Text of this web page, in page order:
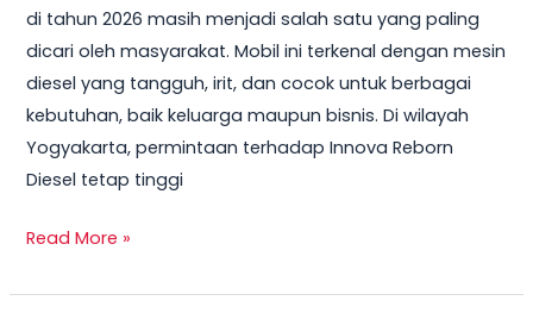
di tahun 2026 masih menjadi salah satu yang paling
dicari oleh masyarakat. Mobil ini terkenal dengan mesin
diesel yang tangguh, irit, dan cocok untuk berbagai
kebutuhan, baik keluarga maupun bisnis. Di wilayah
Yogyakarta, permintaan terhadap Innova Reborn
Diesel tetap tinggi
Read More »